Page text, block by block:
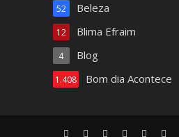
Beleza
52
Blima Efraim
12
Blog
4
Bom dia Acontece
1.408